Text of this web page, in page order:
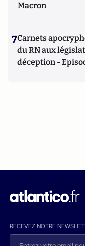
Macron
7Carnets
du RN aux
déception -
RECEVEZ NOTRE